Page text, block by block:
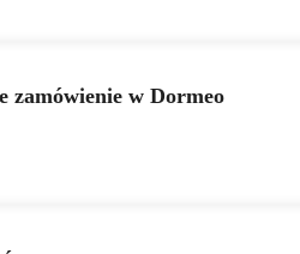
zamówienie w Dormeo